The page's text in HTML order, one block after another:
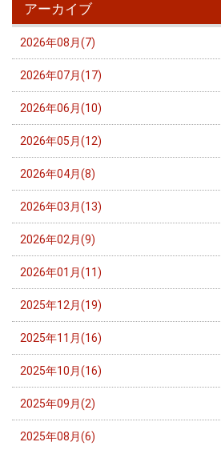
アーカイブ
2026年08月(7)
2026年07月(17)
2026年06月(10)
2026年05月(12)
2026年04月(8)
2026年03月(13)
2026年02月(9)
2026年01月(11)
2025年12月(19)
2025年11月(16)
2025年10月(16)
2025年09月(2)
2025年08月(6)